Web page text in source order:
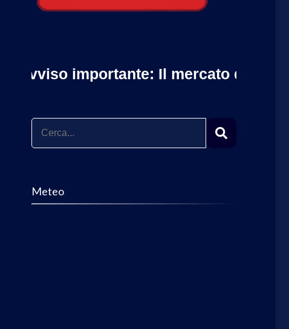
Il mercato di Forte dei Marmi
Ricerca
per:
Meteo